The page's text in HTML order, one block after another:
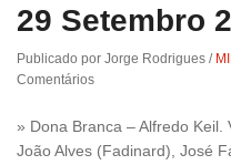
29 Setembro
Publicado por Jorge Rodrigues /
Comentários
» Dona Branca – Alfredo Keil.
João Alves (Fadinard), José